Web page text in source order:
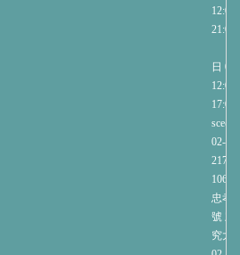
21:00
日
17:00
02-
2171
忠孝
號 宏
究大